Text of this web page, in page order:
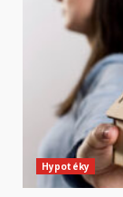
Hypotéky